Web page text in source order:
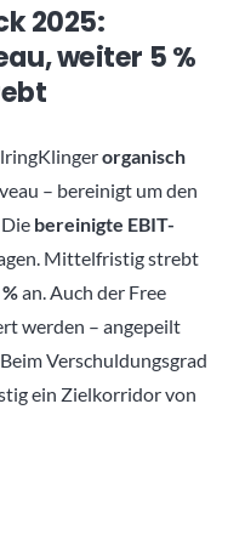
2025:
weiter 5 %
organisch
– bereinigt um den
bereinigte EBIT-
Mittelfristig strebt
an. Auch der Free
werden – angepeilt
. Beim Verschuldungsgrad
ein Zielkorridor von